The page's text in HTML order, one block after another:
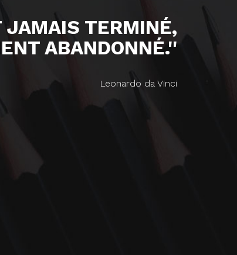
JAMAIS TERMINÉ,
ABANDONNÉ.''
Leonardo da Vinci